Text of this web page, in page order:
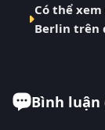
Ban Nha
Từ Tokyo
Có thể
Berlin trên
Android/
cập
Bình luận